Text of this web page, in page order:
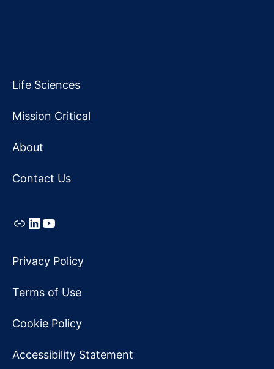
Life Sciences
Mission Critical
About
Contact Us
LinkLinkedIn
YouTube
Privacy Policy
Terms of Use
Cookie Policy
Accessibility Statement